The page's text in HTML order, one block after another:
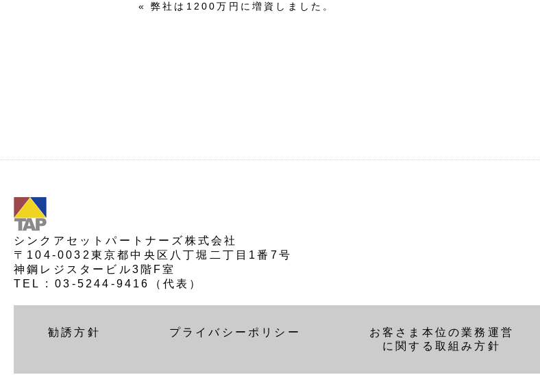
«弊社は1200万円に増資しました。
シンクアセットパートナーズ株式会社
〒104-0032東京都中央区八丁堀二丁目1番7号
神鋼レジスタービル3階F室
TEL : 03-5244-9416（代表）
勧誘方針 プライバシーポリシー
お客さま本位の業務運営
に関する取組み方針